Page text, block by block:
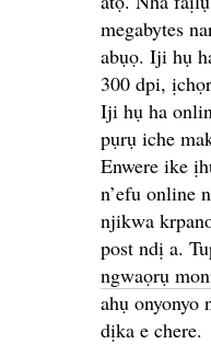
megabytes
abụọ. Iji hụ
300 dpi,
Iji hụ ha
pụrụ iche
Enwere ike
n’efu online
njikwa
post ndị a.
ngwaọrụ
ahụ onyonyo
dịka e chere.